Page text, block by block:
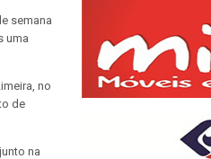
semana
uma
no
de
na